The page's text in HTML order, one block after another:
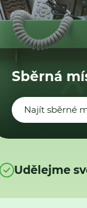
Sběrná
Najít sběrné
Udělejme